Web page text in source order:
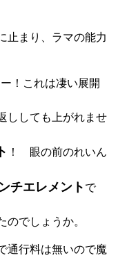
止まり、ラマの能力
！これは凄い展開
ししても上がれませ
！ 眼の前のれいん
チエレメント で
でしょうか。
通行料は無いので魔